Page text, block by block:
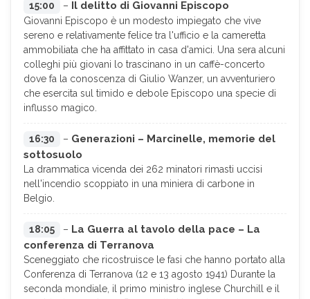
15:00 – Il delitto di Giovanni Episcopo
Giovanni Episcopo è un modesto impiegato che vive
sereno e relativamente felice tra l'ufficio e la cameretta
ammobiliata che ha affittato in casa d'amici. Una sera alcuni
colleghi più giovani lo trascinano in un caffè-concerto
dove fa la conoscenza di Giulio Wanzer, un avventuriero
che esercita sul timido e debole Episcopo una specie di
influsso magico.
16:30 – Generazioni – Marcinelle, memorie del
sottosuolo
La drammatica vicenda dei 262 minatori rimasti uccisi
nell'incendio scoppiato in una miniera di carbone in
Belgio.
18:05 – La Guerra al tavolo della pace – La
conferenza di Terranova
Sceneggiato che ricostruisce le fasi che hanno portato alla
Conferenza di Terranova (12 e 13 agosto 1941) Durante la
seconda mondiale, il primo ministro inglese Churchill e il